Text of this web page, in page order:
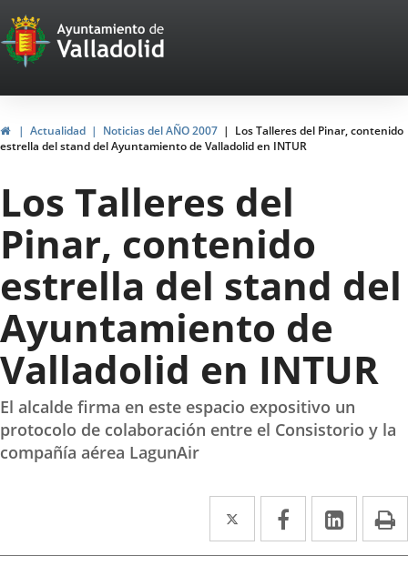
Portal
Web
del
Ayuntamiento
de
Valladolid
HomeActualidad Noticias del AÑO 2007
Los Talleres del Pinar, contenido
estrella del stand del Ayuntamiento de Valladolid en INTUR
Los Talleres del
Pinar, contenido
estrella del stand del
Ayuntamiento de
Valladolid en INTUR
El alcalde firma en este espacio expositivo un
protocolo de colaboración entre el Consistorio y la
compañía aérea LagunAir
Twitter
Enlace
a
Facebook
Enlace
a
Enlace
a